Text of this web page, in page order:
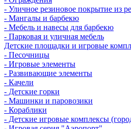
- Уличное резиновое покрытие из
- Мангалы и барбекю
- Мебель и навесы для барбекю
- Парковая и уличная мебель
Детские площадки и игровые
- Песочницы
- Игровые элементы
- Развивающие элементы
- Качели
- Детские горки
- Машинки и паровозики
- Кораблики
- Детские игровые комплексы